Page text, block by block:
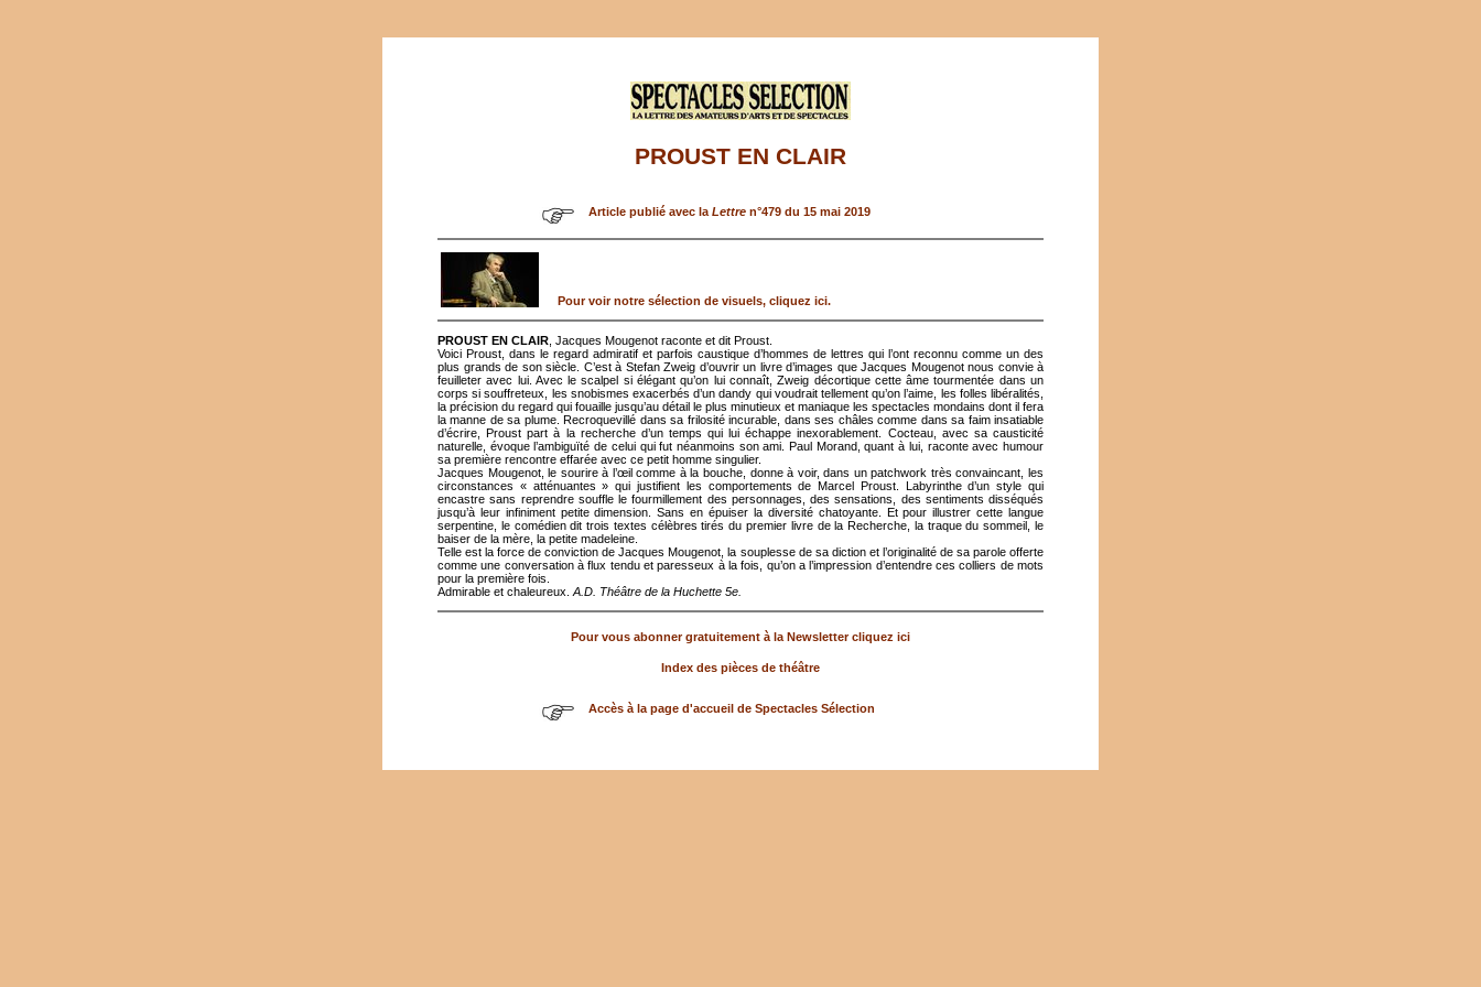
PROUST EN CLAIR
Article publié avec la Lettre n°479 du 15 mai 2019
Pour voir notre sélection de visuels, cliquez ici.
PROUST EN CLAIR , Jacques Mougenot raconte et dit Proust.
Voici Proust, dans le regard admiratif et parfois caustique d’hommes de lettres qui l’ont reconnu comme un des
plus grands de son siècle. C’est à Stefan Zweig d’ouvrir un livre d’images que Jacques Mougenot nous convie à
feuilleter avec lui. Avec le scalpel si élégant qu’on lui connaît, Zweig décortique cette âme tourmentée dans un
corps si souffreteux, les snobismes exacerbés d’un dandy qui voudrait tellement qu’on l’aime, les folles libéralités,
la précision du regard qui fouaille jusqu’au détail le plus minutieux et maniaque les spectacles mondains dont il fera
la manne de sa plume. Recroquevillé dans sa frilosité incurable, dans ses châles comme dans sa faim insatiable
d’écrire, Proust part à la recherche d’un temps qui lui échappe inexorablement. Cocteau, avec sa causticité
naturelle, évoque l’ambiguïté de celui qui fut néanmoins son ami. Paul Morand, quant à lui, raconte avec humour
sa première rencontre effarée avec ce petit homme singulier.
Jacques Mougenot, le sourire à l’œil comme à la bouche, donne à voir, dans un patchwork très convaincant, les
circonstances « atténuantes » qui justifient les comportements de Marcel Proust. Labyrinthe d’un style qui
encastre sans reprendre souffle le fourmillement des personnages, des sensations, des sentiments disséqués
jusqu’à leur infiniment petite dimension. Sans en épuiser la diversité chatoyante. Et pour illustrer cette langue
serpentine, le comédien dit trois textes célèbres tirés du premier livre de la Recherche, la traque du sommeil, le
baiser de la mère, la petite madeleine.
Telle est la force de conviction de Jacques Mougenot, la souplesse de sa diction et l’originalité de sa parole offerte
comme une conversation à flux tendu et paresseux à la fois, qu’on a l’impression d’entendre ces colliers de mots
pour la première fois.
Admirable et chaleureux. A.D. Théâtre de la Huchette 5e.
Pour vous abonner gratuitement à la Newsletter cliquez ici
Index des pièces de théâtre
Accès à la page d'accueil de Spectacles Sélection